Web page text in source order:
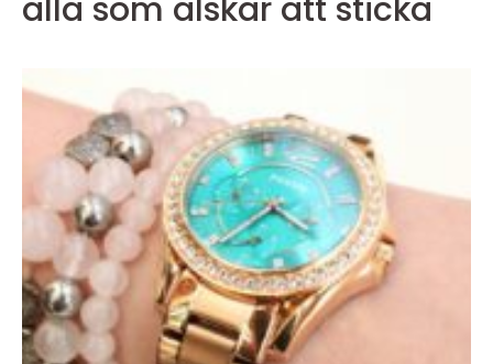
alla som älskar att sticka